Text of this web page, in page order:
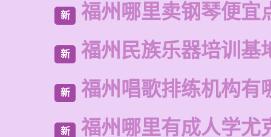
新 福州哪里卖钢琴便宜
新 福州民族乐器培训基
新 福州唱歌排练机构有
新 福州哪里有成人学尤